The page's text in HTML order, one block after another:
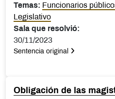
Temas: Funcionarios
Legislativo
Sala que resolvió:
30/11/2023
Sentencia original
Obligación de las